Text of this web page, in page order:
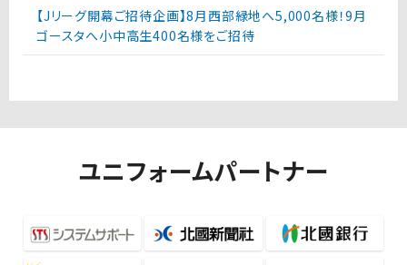
【Jリーグ開幕ご招待企画】8月西部緑地へ5,000名様！9月
ゴースタへ小中高生400名様をご招待
ユニフォームパートナー